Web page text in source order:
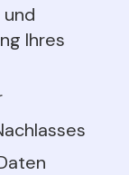
Ihres